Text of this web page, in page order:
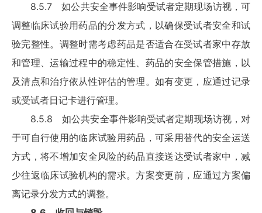
8.5.7 如公共安全事件影响受试者定期现场访视，可
调整临床试验用药品的分发方式，以确保受试者安全和试
验完整性。调整时需考虑药品是否适合在受试者家中存放
和管理、运输过程中的稳定性、药品的安全保管措施，以
及清点和治疗依从性评估的管理。如有变更，应通过记录
或受试者日记卡进行管理。
8.5.8 如公共安全事件影响受试者定期现场访视，对
于可自行使用的临床试验用药品，可采用替代的安全运送
方式，将不增加安全风险的药品直接送达受试者家中，减
少往返临床试验机构的需求。方案变更前，应通过方案偏
离记录分发方式的调整。